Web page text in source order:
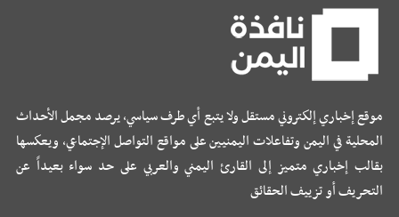
موقع إخباري إلكتروني مستقل ولا يتبع أي طرف سياسي، يرصد مجمل الأحداث
المحلية في اليمن وتفاعلات اليمنيين على مواقع التواصل الإجتماعي، ويعكسها
بقالب إخباري متميز إلى القارئ اليمني والعربي على حد سواء بعيداً عن
التحريف أو تزييف الحقائق